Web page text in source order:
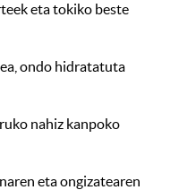
eta tokiko beste
ondo hidratatuta
nahiz kanpoko
eta ongizatearen